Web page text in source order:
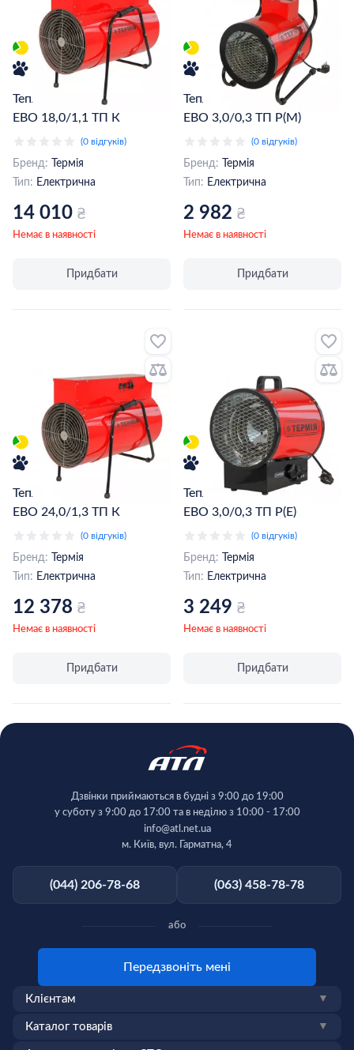
Теплова гармата Термія АТ
ЕВО 18,0/1,1 ТП К
(0 відгуків)
Бренд:
Термія
Тип: Електрична
14 010 ₴
Немає в наявності
Придбати
Теплова гармата Термія АТ
ЕВО 3,0/0,3 ТП Р(М)
(0 відгуків)
Бренд:
Термія
Тип: Електрична
2 982 ₴
Немає в наявності
Придбати
Теплова гармата Термія АТ
ЕВО 24,0/1,3 ТП К
(0 відгуків)
Бренд:
Термія
Тип: Електрична
12 378 ₴
Немає в наявності
Придбати
Теплова гармата Термія АТ
ЕВО 3,0/0,3 ТП Р(Е)
(0 відгуків)
Бренд:
Термія
Тип: Електрична
3 249 ₴
Немає в наявності
Придбати
(044) 206-78-68 (063) 458-78-78
Дзвінки приймаються в будні з 9:00 до 19:00
у суботу з 9:00 до 17:00 та в неділю з 10:00 - 17:00
info@atl.net.ua
м. Київ, вул. Гарматна, 4
або
Передзвоніть мені
Клієнтам ▼
Каталог товарів ▼